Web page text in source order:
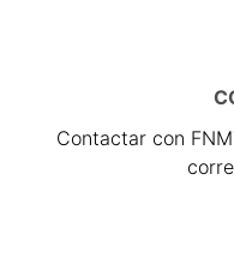
Contactar con